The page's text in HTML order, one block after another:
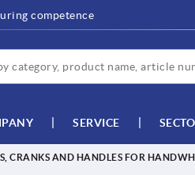
competence
SERVICE
CRANKS AND HANDLES FOR